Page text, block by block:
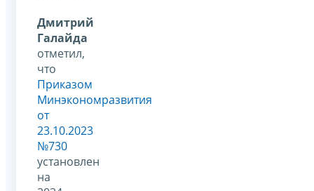
Дмитрий
Галайда
отметил,
что
Приказом
Минэкономразвития
от
23.10.2023
№730
установлен
на